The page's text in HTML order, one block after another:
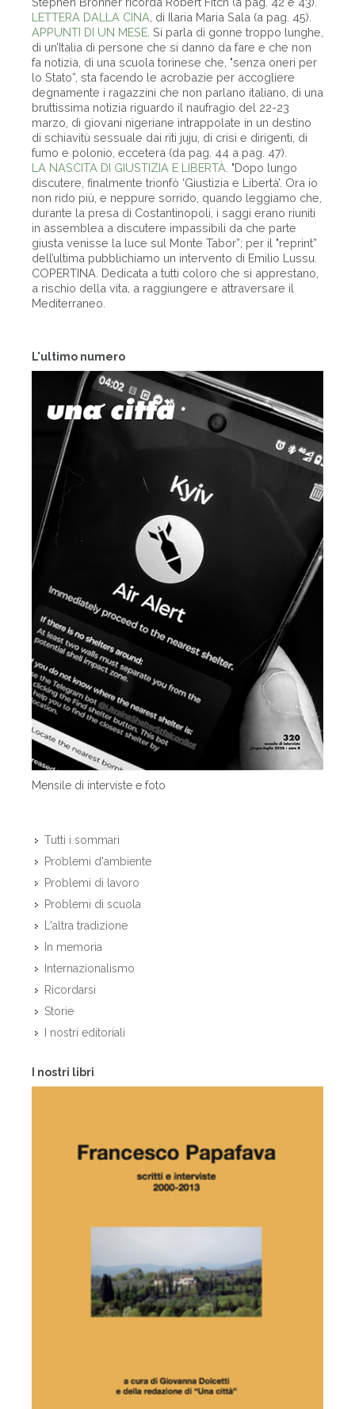
L'ultimo numero
Mensile di interviste e foto
Tutti i sommari
Problemi d'ambiente
Problemi di lavoro
Problemi di scuola
L'altra tradizione
In memoria
Internazionalismo
Ricordarsi
Storie
I nostri editoriali
I nostri libri
LETTERA DALLA CINA , di Ilaria Maria Sala (a pag. 45).
APPUNTI DI UN MESE . Si parla di gonne troppo lunghe,
di un’Italia di persone che si danno da fare e che non
fa notizia, di una scuola torinese che, "senza oneri per
lo Stato”, sta facendo le acrobazie per accogliere
degnamente i ragazzini che non parlano italiano, di una
bruttissima notizia riguardo il naufragio del 22-23
marzo, di giovani nigeriane intrappolate in un destino
di schiavitù sessuale dai riti juju, di crisi e dirigenti, di
fumo e polonio, eccetera (da pag. 44 a pag. 47).
LA NASCITA DI GIUSTIZIA E LIBERTÀ . "Dopo lungo
discutere, finalmente trionfò ‘Giustizia e Libertà’. Ora io
non rido più, e neppure sorrido, quando leggiamo che,
durante la presa di Costantinopoli, i saggi erano riuniti
in assemblea a discutere impassibili da che parte
giusta venisse la luce sul Monte Tabor”; per il "reprint”
dell’ultima pubblichiamo un intervento di Emilio Lussu.
COPERTINA. Dedicata a tutti coloro che si apprestano,
a rischio della vita, a raggiungere e attraversare il
Mediterraneo.